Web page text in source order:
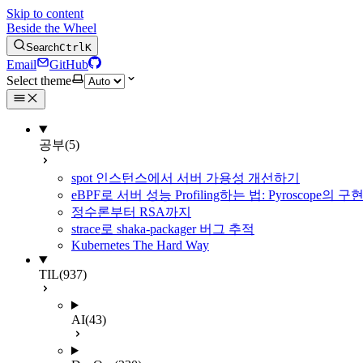
Skip to content
Beside the Wheel
SearchCtrlK
Email
GitHub
Select theme
공부(5)
spot 인스턴스에서 서버 가용성 개선하기
eBPF로 서버 성능 Profiling하는 법: Pyroscope의 구
정수론부터 RSA까지
strace로 shaka-packager 버그 추적
Kubernetes The Hard Way
TIL(937)
AI(43)